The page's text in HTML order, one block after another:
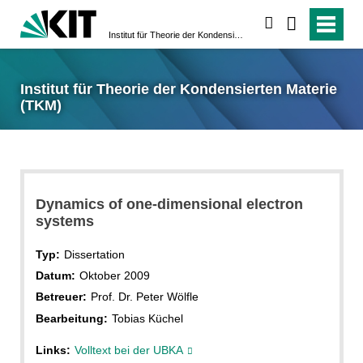
Institut für Theorie der Kondensierten Materie
(TKM)
Dynamics of one-dimensional electron
systems
Typ: Dissertation
Datum: Oktober 2009
Betreuer: Prof. Dr. Peter Wölfle
Bearbeitung: Tobias Küchel
Links: Volltext bei der UBKA